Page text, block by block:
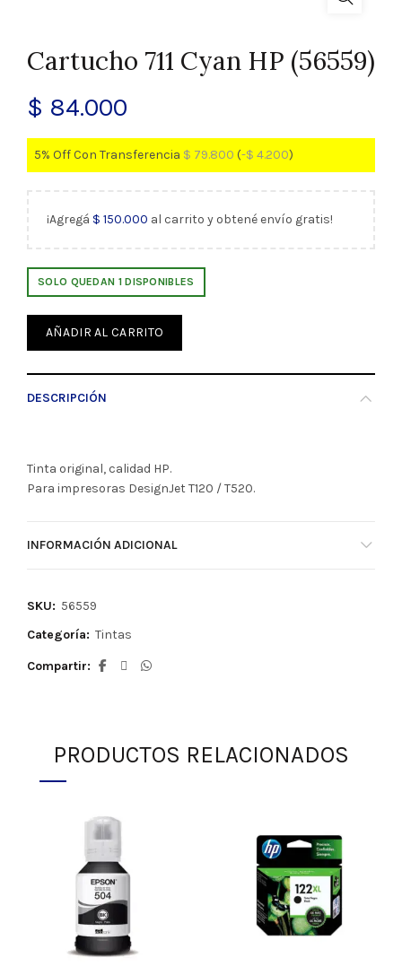
Cartucho 711 Cyan HP (56559)
$ 84.000
5% Off Con Transferencia $ 79.800 (-$ 4.200)
¡Agregá $ 150.000 al carrito y obtené envío gratis!
SOLO QUEDAN 1 DISPONIBLES
AÑADIR AL CARRITO
DESCRIPCIÓN
Tinta original, calidad HP.
Para impresoras DesignJet T120 / T520.
INFORMACIÓN ADICIONAL
SKU: 56559
Categoría: Tintas
Compartir
PRODUCTOS RELACIONADOS